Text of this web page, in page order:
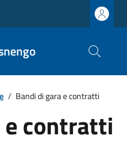
/ Bandi di gara e contratti
e contratti